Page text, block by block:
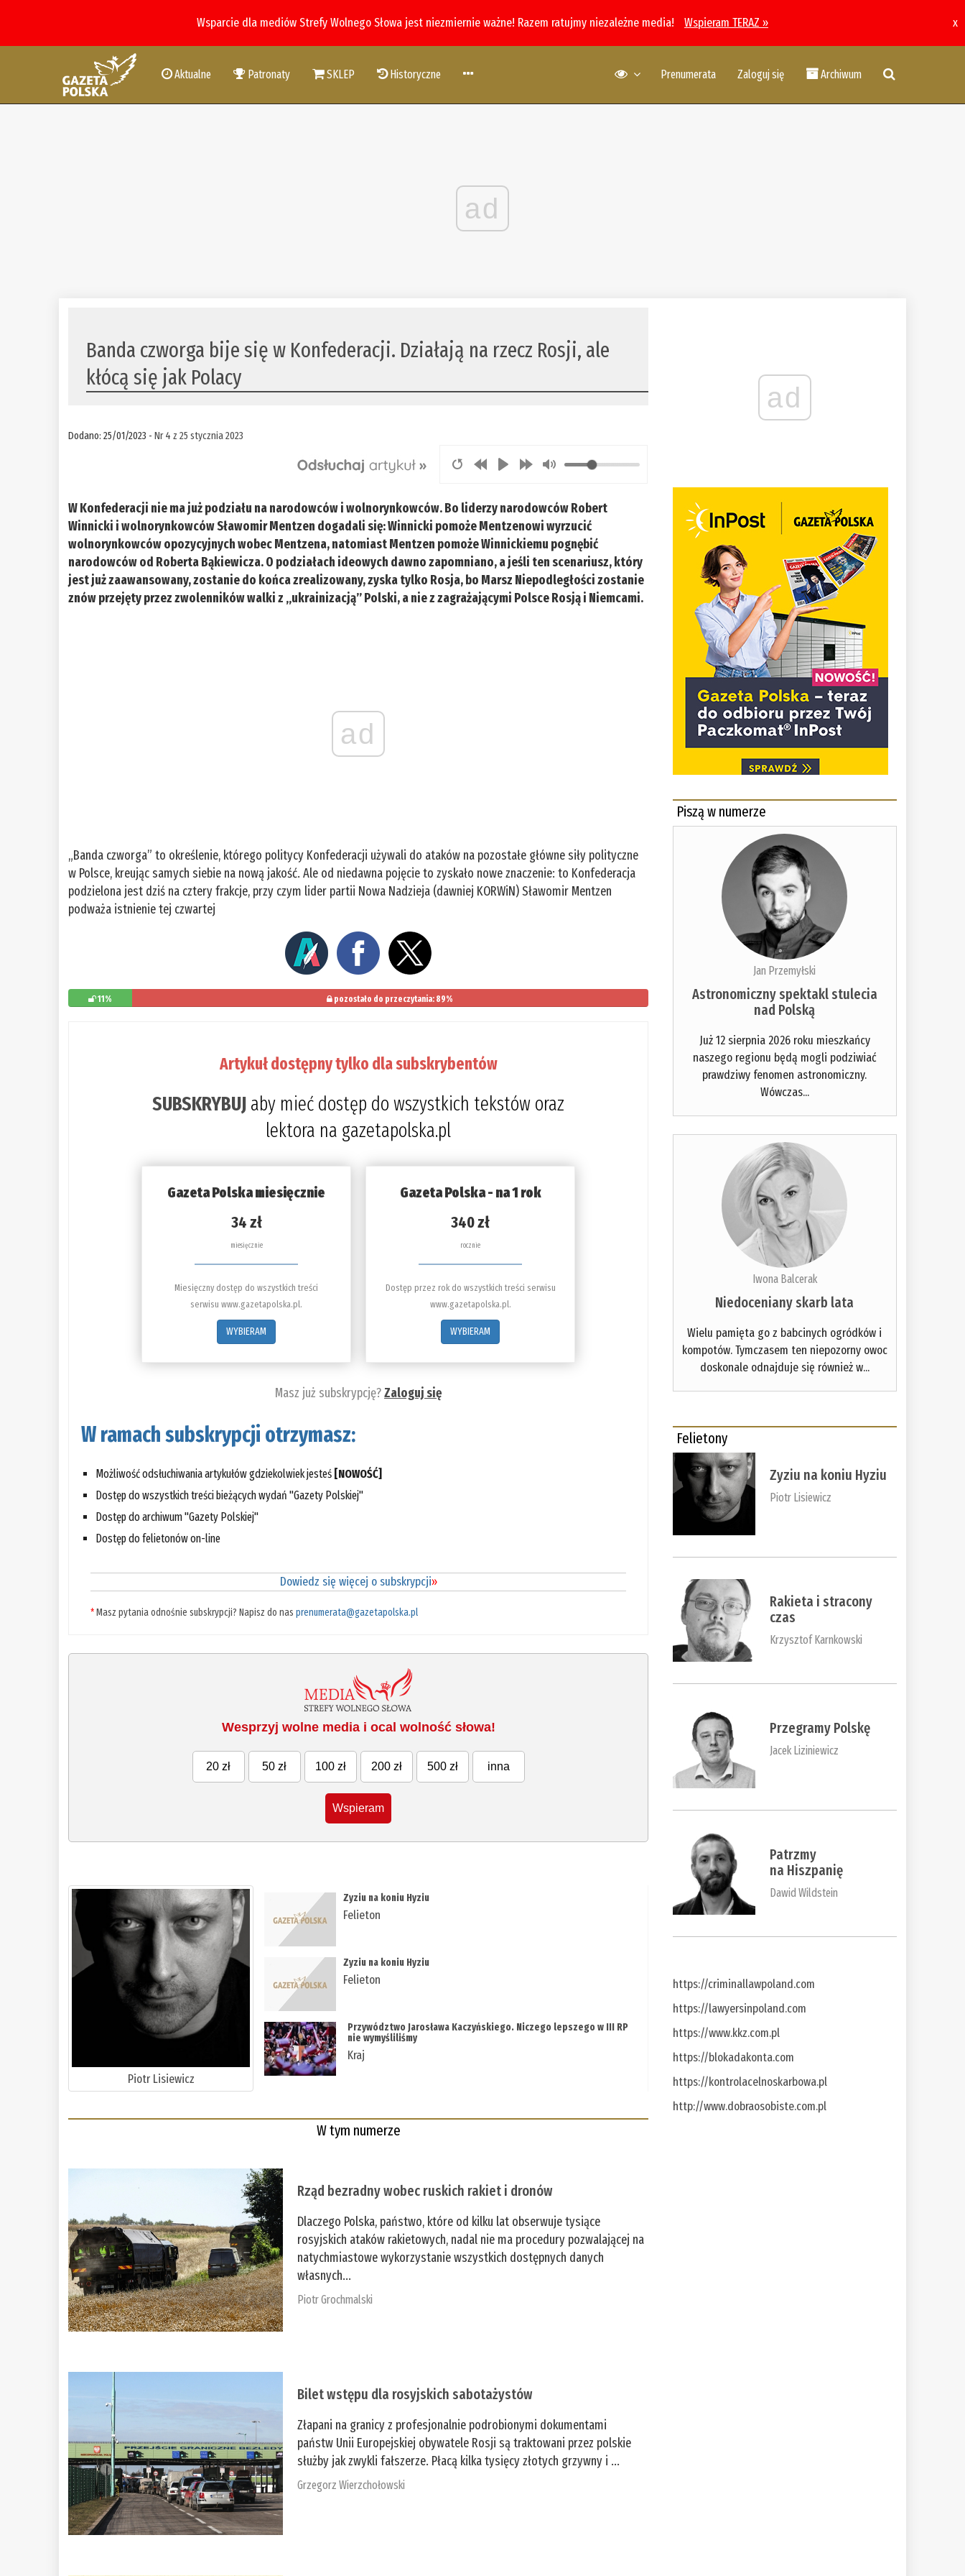
Wsparcie dla mediów Strefy Wolnego Słowa jest niezmiernie ważne! Razem ratujmy niezależne media! Wspieram TERAZ » x
Aktualne Patronaty SKLEP Historyczne Prenumerata Zaloguj się Archiwum
ad
Banda czworga bije się w Konfederacji. Działają na rzecz Rosji, ale
kłócą się jak Polacy
Dodano: 25/01/2023 -Nr 4 z 25 stycznia 2023
W Konfederacji nie ma już podziału na narodowców i wolnorynkowców. Bo liderzy narodowców Robert
Winnicki i wolnorynkowców Sławomir Mentzen dogadali się: Winnicki pomoże Mentzenowi wyrzucić
wolnorynkowców opozycyjnych wobec Mentzena, natomiast Mentzen pomoże Winnickiemu pognębić
narodowców od Roberta Bąkiewicza. O podziałach ideowych dawno zapomniano, a jeśli ten scenariusz, który
jest już zaawansowany, zostanie do końca zrealizowany, zyska tylko Rosja, bo Marsz Niepodległości zostanie
znów przejęty przez zwolenników walki z „ukrainizacją” Polski, a nie z zagrażającymi Polsce Rosją i Niemcami.
ad
„Banda czworga” to określenie, którego politycy Konfederacji używali do ataków na pozostałe główne siły polityczne
w Polsce, kreując samych siebie na nową jakość. Ale od niedawna pojęcie to zyskało nowe znaczenie: to Konfederacja
podzielona jest dziś na cztery frakcje, przy czym lider partii Nowa Nadzieja (dawniej KORWiN) Sławomir Mentzen
podważa istnienie tej czwartej
11% pozostało do przeczytania: 89%
Artykuł dostępny tylko dla subskrybentów
SUBSKRYBUJ aby mieć dostęp do wszystkich tekstów oraz
lektora na gazetapolska.pl
Gazeta Polska miesięcznie
34 zł
miesięcznie
Miesięczny dostęp do wszystkich treści
serwisu www.gazetapolska.pl.
WYBIERAM
Gazeta Polska - na 1 rok
340 zł
rocznie
Dostęp przez rok do wszystkich treści serwisu
www.gazetapolska.pl.
WYBIERAM
Masz już subskrypcję?Zaloguj się
W ramach subskrypcji otrzymasz:
Możliwość odsłuchiwania artykułów gdziekolwiek jesteś [NOWOŚĆ]
Dostęp do wszystkich treści bieżących wydań "Gazety Polskiej"
Dostęp do archiwum "Gazety Polskiej"
Dostęp do felietonów on-line
Dowiedz się więcej o subskrypcji»
*Masz pytania odnośnie subskrypcji? Napisz do nasprenumerata@gazetapolska.pl
Wesprzyj wolne media i ocal wolność słowa!
20 zł 50 zł 100 zł 200 zł 500 zł inna
Wspieram
Piotr Lisiewicz
Zyziu na koniu Hyziu
Felieton
Zyziu na koniu Hyziu
Felieton
Przywództwo Jarosława Kaczyńskiego. Niczego lepszego w III RP
nie wymyśliliśmy
Kraj
W tym numerze
Rząd bezradny wobec ruskich rakiet i dronów
Dlaczego Polska, państwo, które od kilku lat obserwuje tysiące
rosyjskich ataków rakietowych, nadal nie ma procedury pozwalającej na
natychmiastowe wykorzystanie wszystkich dostępnych danych
własnych...
Piotr Grochmalski
Bilet wstępu dla rosyjskich sabotażystów
Złapani na granicy z profesjonalnie podrobionymi dokumentami
państw Unii Europejskiej obywatele Rosji są traktowani przez polskie
służby jak zwykli fałszerze. Płacą kilka tysięcy złotych grzywny i ...
Grzegorz Wierzchołowski
ad
Piszą w numerze
Jan Przemyłski
Astronomiczny spektakl stulecia
nad Polską
Już 12 sierpnia 2026 roku mieszkańcy
naszego regionu będą mogli podziwiać
prawdziwy fenomen astronomiczny.
Wówczas...
Iwona Balcerak
Niedoceniany skarb lata
Wielu pamięta go z babcinych ogródków i
kompotów. Tymczasem ten niepozorny owoc
doskonale odnajduje się również w...
Felietony
Zyziu na koniu Hyziu
Piotr Lisiewicz
Rakieta i stracony
czas
Krzysztof Karnkowski
Przegramy Polskę
Jacek Liziniewicz
Patrzmy
na Hiszpanię
Dawid Wildstein
https://criminallawpoland.com
https://lawyersinpoland.com
https://www.kkz.com.pl
https://blokadakonta.com
https://kontrolacelnoskarbowa.pl
http://www.dobraosobiste.com.pl